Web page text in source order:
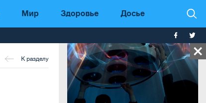
Мир Здоровье Досье
К разделу